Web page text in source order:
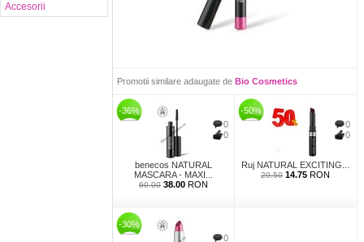
Promotii similare adaugate de Bio Cosmetics
-36%
0
0
benecos NATURAL
MASCARA - MAXI...
60.00 38.00 RON
-50%
0
0
Ruj NATURAL EXCITING...
29.50 14.75 RON
-30%
0
Accesorii